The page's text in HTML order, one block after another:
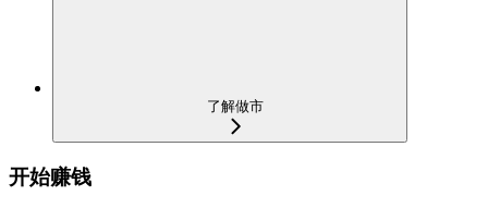
了解做市
开始赚钱